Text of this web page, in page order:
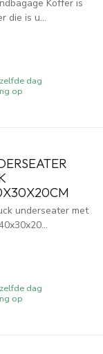
Koffer is
die is u...
dag
op
underseater met
dag
op